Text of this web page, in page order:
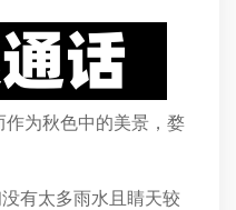
为秋色中的美景，婺
有太多雨水且睛天较